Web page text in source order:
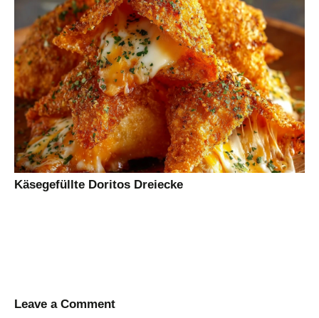
Käsegefüllte Doritos Dreiecke
Leave a Comment